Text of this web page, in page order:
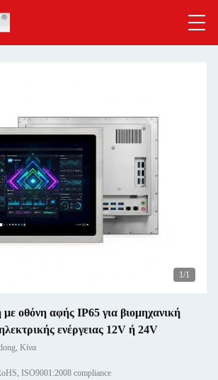
1/1
οθόνη αφής IP65 για βιομηχανική
ενέργειας 12V ή 24V
Κίνα
ISO9001:2008 compliance